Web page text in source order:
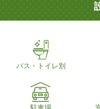
バス・トイレ別